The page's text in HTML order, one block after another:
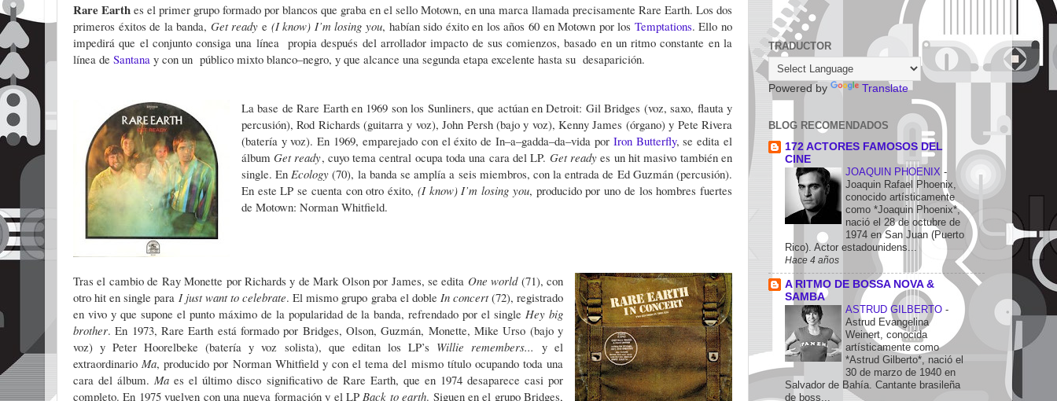
Rare Earth es el primer grupo formado por blancos que graba en el sello Motown, en una marca llamada precisamente Rare Earth. Los dos
primeros éxitos de la banda, Get ready e (I know) I’m losing you, habían sido éxito en los años 60 en Motown por los Temptations. Ello no
impedirá que el conjunto consiga una línea propia después del arrollador impacto de sus comienzos, basado en un ritmo constante en la
línea de Santana y con un público mixto blanco–negro, y que alcance una segunda etapa excelente hasta su desaparición.
La base de Rare Earth en 1969 son los Sunliners, que actúan en Detroit: Gil Bridges (voz, saxo, flauta y
percusión), Rod Richards (guitarra y voz), John Persh (bajo y voz), Kenny James (órgano) y Pete Rivera
(batería y voz). En 1969, emparejado con el éxito de In–a–gadda–da–vida por Iron Butterfly, se edita el
álbumGet ready, cuyo tema central ocupa toda una cara del LP. Get ready es un hit masivo también en
single. En Ecology (70), la banda se amplía a seis miembros, con la entrada de Ed Guzmán (percusión).
En este LP se cuenta con otro éxito, (I know) I’m losing you, producido por uno de los hombres fuertes
de Motown: Norman Whitfield.
Tras el cambio de Ray Monette por Richards y de Mark Olson por James, se edita One world (71), con
otro hit en single para I just want to celebrate. El mismo grupo graba el doble In concert(72), registrado
en vivo y que supone el punto máximo de la popularidad de la banda, refrendado por el single Hey big
brother. En 1973, Rare Earth está formado por Bridges, Olson, Guzmán, Monette, Mike Urso (bajo y
voz) y Peter Hoorelbeke (batería y voz solista), que editan los LP’s Willie remembers...y el
extraordinario Ma, producido por Norman Whitfield y con el tema del mismo título ocupando toda una
cara del álbum. Ma es el último disco significativo de Rare Earth, que en 1974 desaparece casi por
completo. En 1975 vuelven con una nueva formación y el LP Back to earth. Siguen en el grupo Bridges,
TRADUCTOR
Powered by Translate
BLOG RECOMENDADOS
172 ACTORES FAMOSOS DEL
CINE
JOAQUIN PHOENIX -
Joaquin Rafael Phoenix,
conocido artísticamente
como *Joaquin Phoenix*,
nació el 28 de octubre de
1974 en San Juan (Puerto
Rico). Actor estadounidens...
Hace 4 años
A RITMO DE BOSSA NOVA &
SAMBA
ASTRUD GILBERTO -
Astrud Evangelina
Weinert, conocida
artísticamente como
*Astrud Gilberto*, nació el
30 de marzo de 1940 en
Salvador de Bahía. Cantante brasileña
de boss...